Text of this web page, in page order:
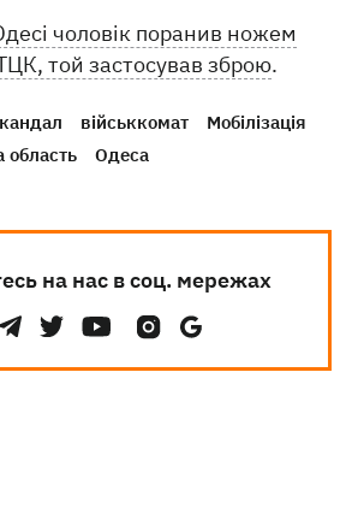
чоловік поранив ножем
той застосував зброю.
військкомат
Мобілізація
область Одеса
на нас в соц. мережах